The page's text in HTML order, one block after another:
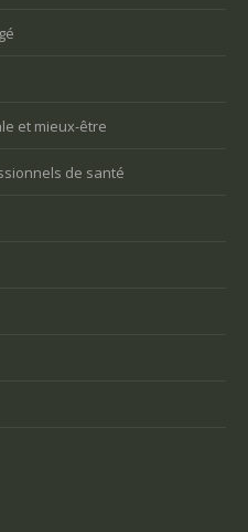
et mieux-être
de santé